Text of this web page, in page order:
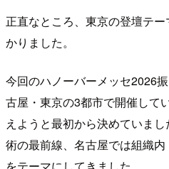
正直なところ、東京の登壇テ
かりました。
今回のハノーバーメッセ2026
古屋・東京の3都市で開催して
えようと最初から決めていま
術の最前線、名古屋では組織
をテーマにしてきました。